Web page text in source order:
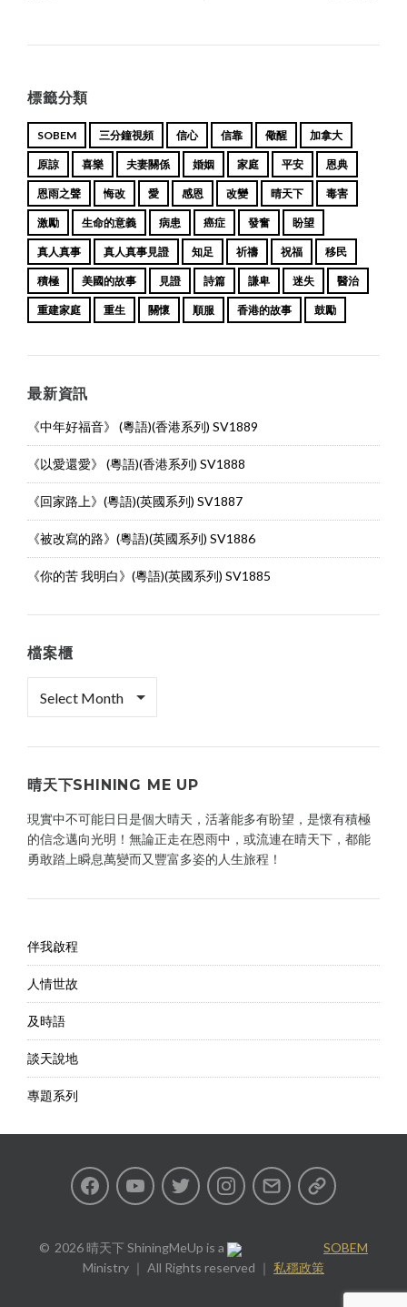
標籤分類
SOBEM 三分鐘視頻 信心 信靠 儆醒 加拿大
原諒 喜樂 夫妻關係 婚姻 家庭 平安 恩典
恩雨之聲 悔改 愛 感恩 改變 晴天下 毒害
激勵 生命的意義 病患 癌症 發奮 盼望
真人真事 真人真事見證 知足 祈禱 祝福 移民
積極 美國的故事 見證 詩篇 謙卑 迷失 醫治
重建家庭 重生 關懷 順服 香港的故事 鼓勵
最新資訊
《中年好福音》 (粵語)(香港系列) SV1889
《以愛還愛》 (粵語)(香港系列) SV1888
《回家路上》(粵語)(英國系列) SV1887
《被改寫的路》(粵語)(英國系列) SV1886
《你的苦 我明白》(粵語)(英國系列) SV1885
檔案櫃
晴天下SHINING ME UP
現實中不可能日日是個大晴天，活著能多有盼望，是懷有積極
的信念邁向光明！無論正走在恩雨中，或流連在晴天下，都能
勇敢踏上瞬息萬變而又豐富多姿的人生旅程！
伴我啟程
人情世故
及時語
談天說地
專題系列
FacebookYoutubeTwitter InstagramEmail 私
政
2026 晴天下 ShiningMeUp is a
SOBEM
Ministry ｜ All Rights reserved ｜ 私穩政策